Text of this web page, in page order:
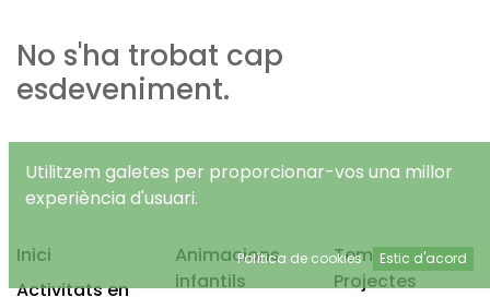
No s'ha trobat cap
esdeveniment.
Inici
Activitats en
Animacions
infantils
Temps Lliure
Projectes
Utilitzem galetes per proporcionar-vos una millor
experiència d'usuari.
Política de cookies Estic d'acord